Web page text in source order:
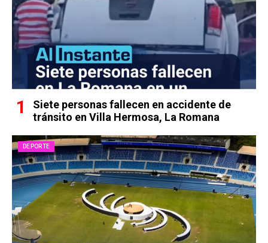
Siete personas fallecen en accidente de
tránsito en Villa Hermosa, La Romana
DEPORTE